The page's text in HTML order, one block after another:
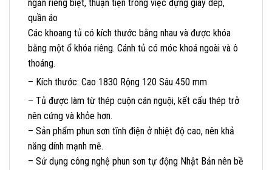
ngăn riêng biệt, thuận tiện trong việc đựng giày dép,
quần áo
Các khoang tủ có kích thước bằng nhau và được khóa
bằng một ổ khóa riêng. Cánh tủ có móc khoá ngoài và ô
thoáng.
– Kích thước: Cao 1830 Rộng 120 Sâu 450 mm
– Tủ được làm từ thép cuộn cán nguội, kết cấu thép trở
nên cứng và khỏe hơn.
– Sản phẩm phun sơn tĩnh điện ở nhiệt độ cao, nên khả
năng dính mạnh mẽ.
– Sử dụng công nghệ phun sơn tự động Nhật Bản nên bề